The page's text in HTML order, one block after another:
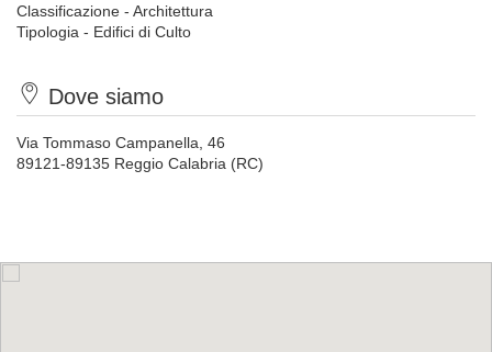
Classificazione - Architettura
Tipologia - Edifici di Culto
Dove siamo
Via Tommaso Campanella, 46
89121-89135 Reggio Calabria (RC)